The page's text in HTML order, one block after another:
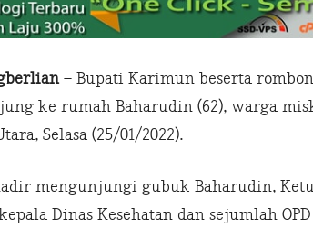
– Bupati Karimun beserta
ke rumah Baharudin (62), warga
Selasa (25/01/2022).
mengunjungi gubuk Baharudin,
Dinas Kesehatan dan sejumlah